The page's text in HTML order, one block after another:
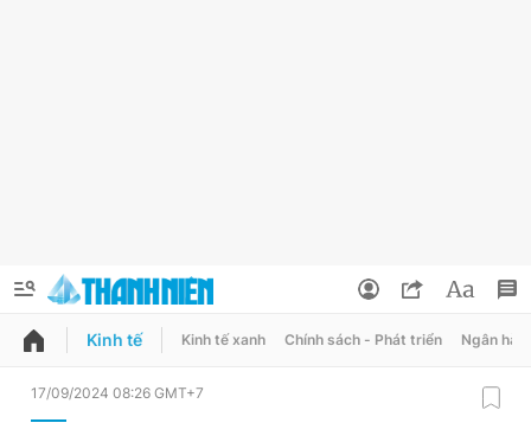
QUẢNG CÁO
Kinh tế Kinh tế xanh Chính sách - Phát triển Ngân
17/09/2024 08:26 GMT+7